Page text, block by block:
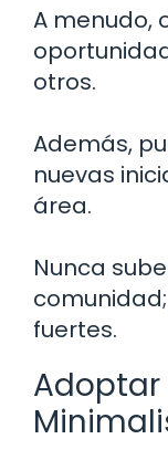
A menudo,
otros.
Además,
nuevas
área.
Nunca
fuertes.
Adoptar